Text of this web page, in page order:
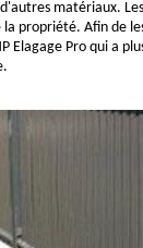
matériaux.
propriété. Afin de
Elagage Pro qui a